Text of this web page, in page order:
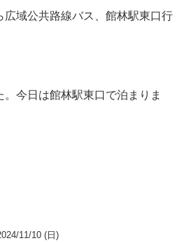
広域公共路線バス、館林駅東口行
今日は館林駅東口で泊まりま
11/10 (日)